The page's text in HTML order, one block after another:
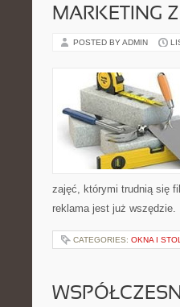
MARKETING
POSTED BY ADMIN
zajęć, którymi trudnią się
reklama jest już
CATEGORIES: OKNA I